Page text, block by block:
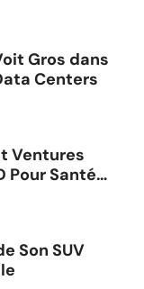
Gros dans
Centers
Ventures
Pour Santé
Son SUV